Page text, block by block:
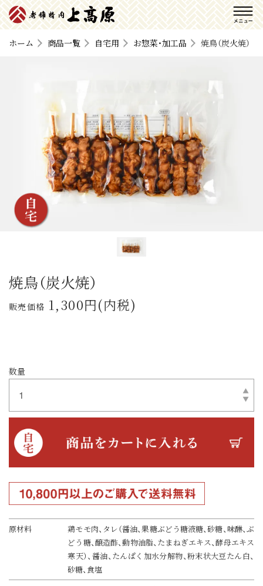
ホーム 商品一覧 自宅用 お惣菜・加工品 焼鳥（炭火焼）
焼鳥（炭火焼）
販売価格 1,300円(内税)
数量
原材料
鶏モモ肉、タレ（醤油、果糖ぶどう糖液糖、砂糖、味醂、ぶ
どう糖、醸造酢、動物油脂、たまねぎエキス、酵母エキス
寒天）、醤油、たんぱく加水分解物、粉末状大豆たん白、
砂糖、食塩